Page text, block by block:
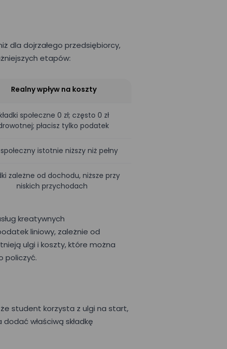
dla dojrzałego przedsiębiorcy,
etapów:
Realny wpływ na koszty
społeczne 0 zł; często 0 zł
płacisz tylko podatek
społeczny istotnie niższy niż pełny
zależne od dochodu, niższe przy
niskich przychodach
kreatywnych
liniowy, zależnie od
ulgi i koszty, które można
policzyć.
student korzysta z ulgi na start,
właściwą składkę
prezentacji